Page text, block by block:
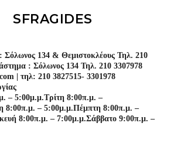
SFRAGIDES
134 & Θεμιστοκλέους Τηλ. 210
: Σόλωνος 134 Τηλ. 210 3307978
| τηλ: 210 3827515- 3301978
– 5:00μ.μ.Τρίτη 8:00π.μ. –
8:00π.μ. – 5:00μ.μ.Πέμπτη 8:00π.μ. –
8:00π.μ. – 7:00μ.μ.Σάββατο 9:00π.μ. –